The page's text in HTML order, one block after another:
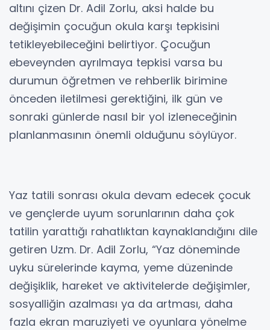
altını çizen Dr. Adil Zorlu, aksi halde bu
değişimin çocuğun okula karşı tepkisini
tetikleyebileceğini belirtiyor. Çocuğun
ebeveynden ayrılmaya tepkisi varsa bu
durumun öğretmen ve rehberlik birimine
önceden iletilmesi gerektiğini, ilk gün ve
sonraki günlerde nasıl bir yol izleneceğinin
planlanmasının önemli olduğunu söylüyor.
Yaz tatili sonrası okula devam edecek çocuk
ve gençlerde uyum sorunlarının daha çok
tatilin yarattığı rahatlıktan kaynaklandığını dile
getiren Uzm. Dr. Adil Zorlu, “Yaz döneminde
uyku sürelerinde kayma, yeme düzeninde
değişiklik, hareket ve aktivitelerde değişimler,
sosyalliğin azalması ya da artması, daha
fazla ekran maruziyeti ve oyunlara yönelme